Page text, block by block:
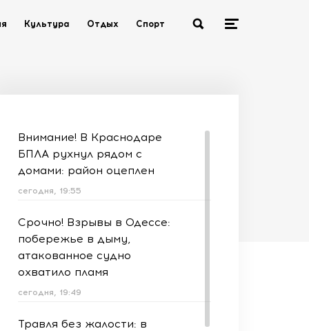
Культура Отдых Спорт
Внимание! В Краснодаре
БПЛА рухнул рядом с
домами: район оцеплен
сегодня, 19:55
Срочно! Взрывы в Одессе:
побережье в дыму,
атакованное судно
охватило пламя
сегодня, 19:49
Травля без жалости: в